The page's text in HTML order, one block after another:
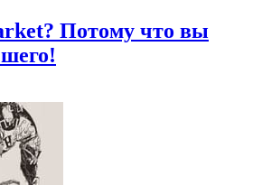
Потому что вы